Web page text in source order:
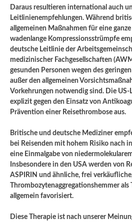
Da­raus resultieren international auch
Leitlinienempfehlungen. Während
allgemeinen Maßnahmen für eine
wadenlange Kompressionsstrümpfe
deutsche Leitlinie der
medizinischer Fachgesellschaften
gesunden Personen wegen des
außer den allgemeinen
Vorkehrungen notwendig sind. Die
explizit gegen den Einsatz von
Prävention einer Reisethrombose aus.
Britische und deutsche Mediziner
bei Reisenden mit hohem Risiko nach
eine Einmalgabe von
Insbesondere in den USA werden von
ASPIRIN und ähnliche, frei
Thrombozytenaggregationshemmer
allgemein favorisiert.
Diese Therapie ist nach unserer